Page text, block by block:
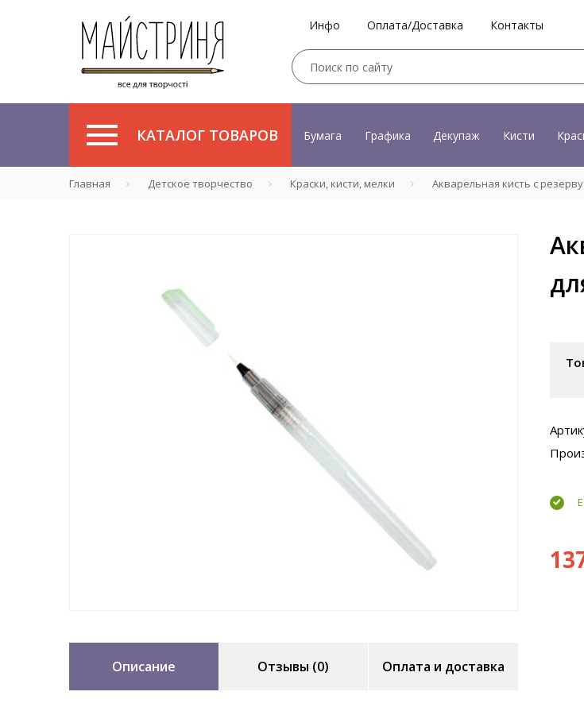
Инфо Оплата/Доставка Контакты
КАТАЛОГ ТОВАРОВ Бумага Графика Декупаж Кисти
Главная Детское творчество Краски, кисти, мелки Акварельная кисть с
Описание Отзывы (0) Оплата и доставка